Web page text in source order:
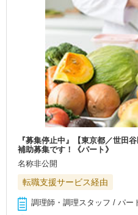
『募集停止中』【東京都／世田
補助募集です！《パート》
名称非公開
転職支援サービス経由
調理師・調理スタッフ / パー